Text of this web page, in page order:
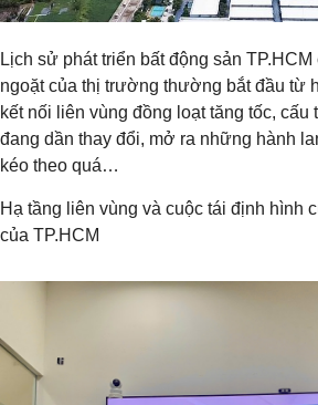
Lịch sử phát triển bất động sản
ngoặt của thị trường thường bắt đầu từ
kết nối liên vùng đồng loạt tăng tốc, cấu
đang dần thay đổi, mở ra những hành
kéo theo quá…
Hạ tầng liên vùng và cuộc tái định hình
của TP.HCM